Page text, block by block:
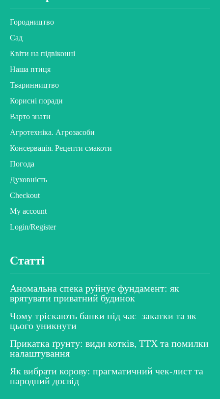
Городництво
Сад
Квіти на підвіконні
Наша птиця
Тваринництво
Корисні поради
Варто знати
Агротехніка. Агрозасоби
Консервація. Рецепти смакоти
Погода
Духовність
Checkout
My account
Login/Register
Статті
Аномальна спека руйнує фундамент: як
врятувати приватний будинок
Чому тріскають банки під час закатки та як
цього уникнути
Прикатка ґрунту: види котків, ТТХ та помилки
налаштування
Як вибрати корову: прагматичний чек-лист та
народний досвід